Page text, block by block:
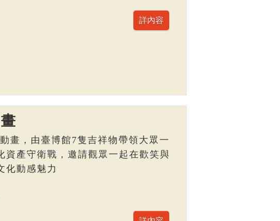
畫，由臺博館7隻吉祥物帶領大眾一
資產守衛戰，邀請觀眾一起在歡笑與
化動感魅力